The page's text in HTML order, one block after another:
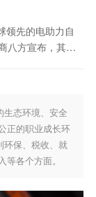
骑行者的核心需
领先的电助力自
八方宣布，其
生态环境、安全
正的职业成长环
环保、税收、就
各个方面。